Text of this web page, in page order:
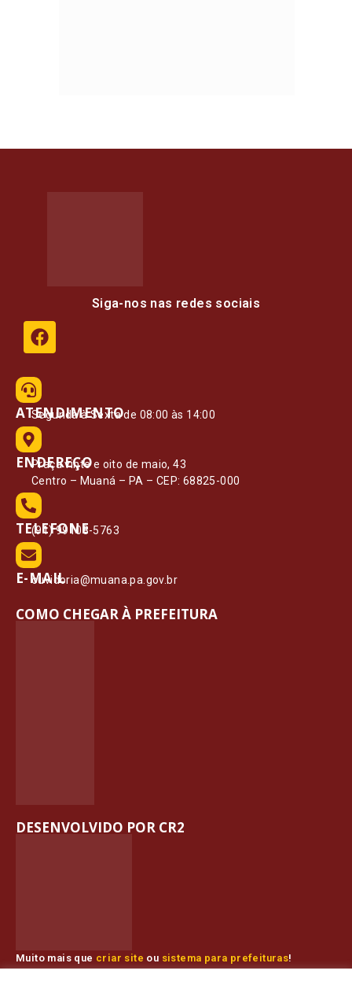
Siga-nos nas redes sociais
ATENDIMENTO
Segunda à Sexta de 08:00 às 14:00
ENDEREÇO
Praça vinte e oito de maio, 43
Centro – Muaná – PA – CEP: 68825-000
TELEFONE
(91) 99108-5763
E-MAIL
ouvidoria@muana.pa.gov.br
COMO CHEGAR À PREFEITURA
Muito mais que criar site ou sistema para prefeituras!
DESENVOLVIDO POR CR2